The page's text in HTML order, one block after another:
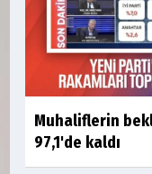
Muhaliflerin
97,1'de kaldı